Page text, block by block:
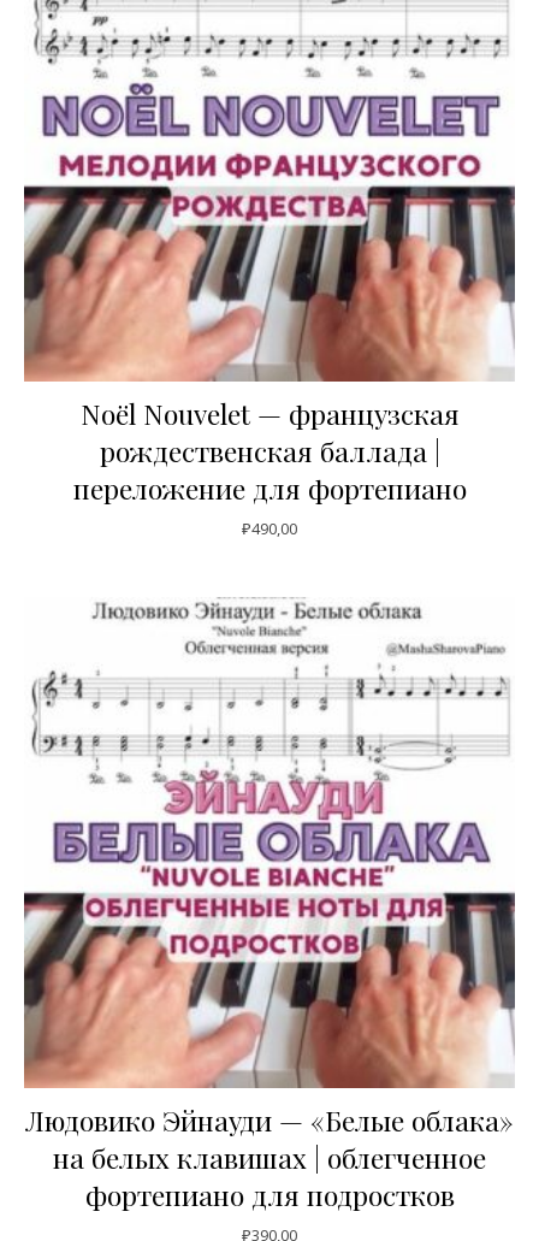
Noël Nouvelet — французская
рождественская баллада |
переложение для фортепиано
₽490,00
Людовико Эйнауди — «Белые облака»
на белых клавишах | облегченное
фортепиано для подростков
₽390,00